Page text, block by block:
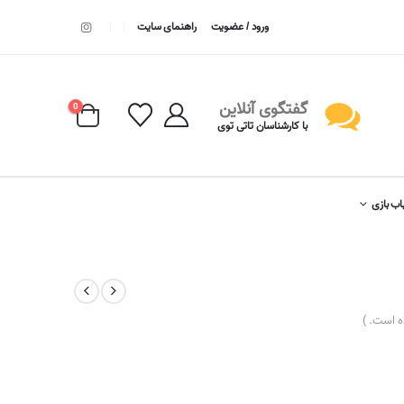
ورود / عضویت راهنمای سایت
گفتگوی آنلاین
با کارشناسان تاتی توی
0
بازی
است. )